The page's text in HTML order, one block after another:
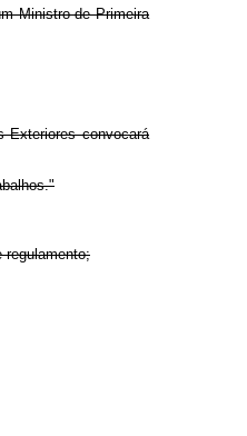
Ministro de Primeira
Exteriores convocará
regulamento;